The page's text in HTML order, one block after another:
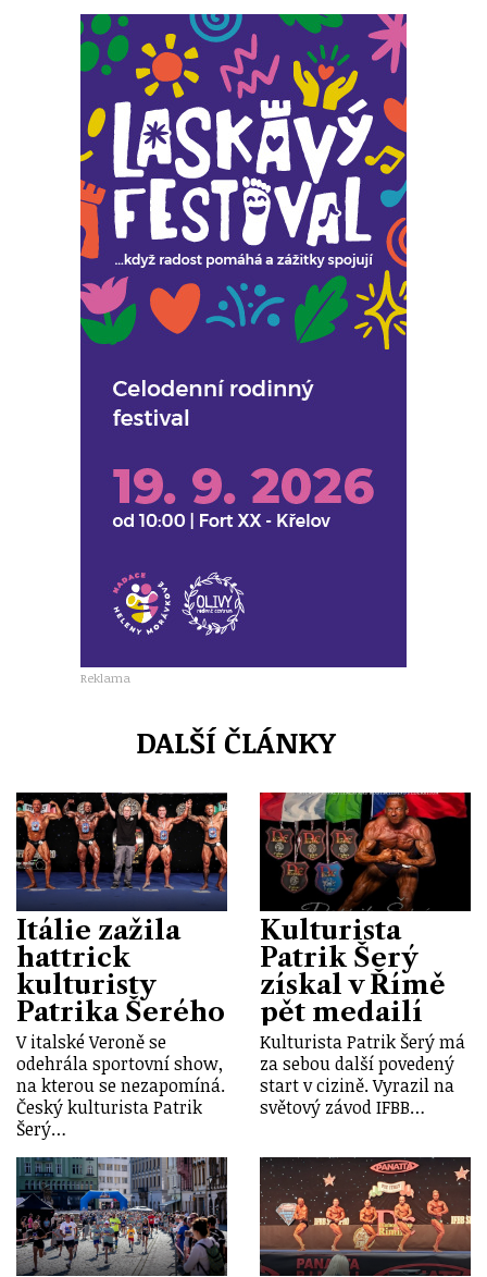
Reklama
DALŠÍ ČLÁNKY
Itálie zažila
hattrick
kulturisty
Patrika Šerého
V italské Veroně se
odehrála sportovní show,
na kterou se nezapomíná.
Český kulturista Patrik
Šerý…
Kulturista
Patrik Šerý
získal v Římě
pět medailí
Kulturista Patrik Šerý má
za sebou další povedený
start v cizině. Vyrazil na
světový závod IFBB…